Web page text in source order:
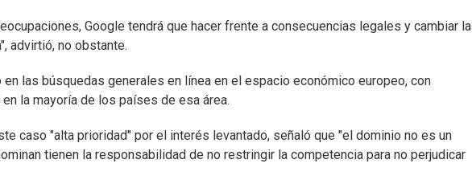
Google tendrá que hacer frente a consecuencias legales y cambiar la
advirtió, no obstante.
las búsquedas generales en línea en el espacio económico europeo, con
la mayoría de los países de esa área.
caso "alta prioridad" por el interés levantado, señaló que "el dominio no es un
tienen la responsabilidad de no restringir la competencia para no perjudicar